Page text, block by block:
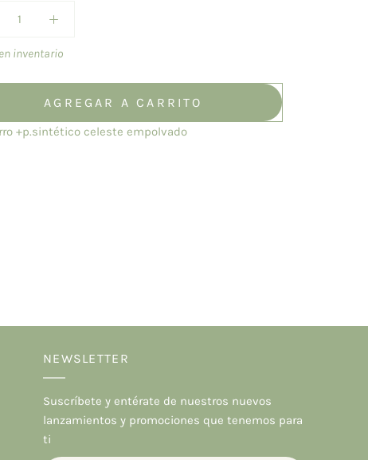
inventario
AGREGAR A CARRITO
+p.sintético celeste empolvado
NEWSLETTER
Suscríbete y entérate de nuestros nuevos
lanzamientos y promociones que tenemos para
ti